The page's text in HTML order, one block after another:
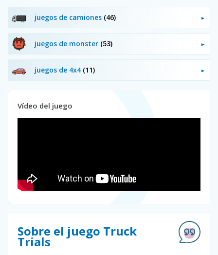
juegos de camiones (46)
juegos de monster (53)
juegos de 4x4 (11)
Vídeo del juego
Sobre el juego Truck
Trials